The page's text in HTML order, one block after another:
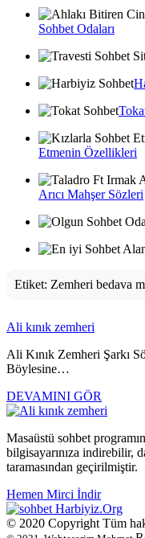
Sohbet Odaları
Etmenin Özellikleri
Arıcı Mahşer Sözleri
Etiket: Zemheri bedava
Ali kınık zemheri
Ali Kınık Zemheri Şarkı
Böylesine…
DEVAMINI GÖR
Masaüstü sohbet
bilgisayarınıza indirebilir,
taramasından geçirilmiştir.
Hemen Mirci İndir
Harbiyiz.Org
© 2020 Copyright Tüm